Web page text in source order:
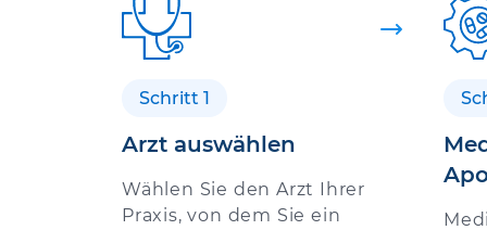
Schritt 1
Arzt auswählen
Wählen Sie den Arzt Ihrer
Praxis, von dem Sie ein